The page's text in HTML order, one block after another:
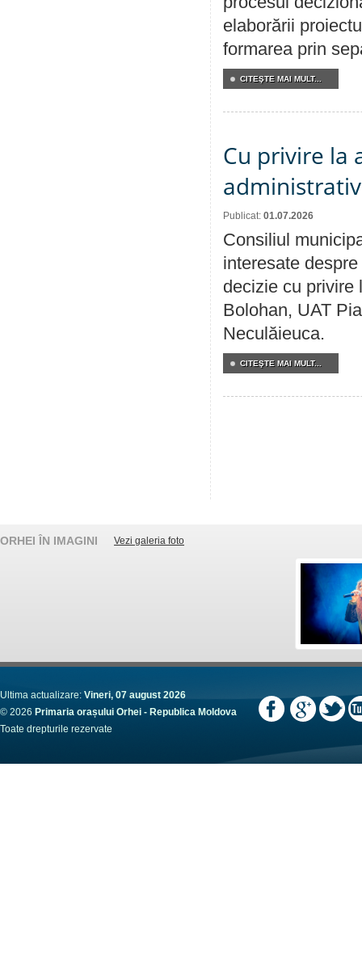
elaborării
formarea prin
CITEŞTE MAI MULT...
Cu privire la
Publicat: 01.07.2026
Consiliul
interesate
decizie cu privire
Bolohan, UAT
Neculăieuca.
CITEŞTE MAI MULT...
ORHEI ÎN IMAGINI Vezi galeria foto
Ultima actualizare: Vineri, 07 august 2026
© 2026 Primaria orașului Orhei - Republica Moldova
Toate drepturile rezervate